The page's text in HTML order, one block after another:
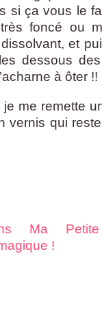
si ça vous le
foncé ou
et
dessous
à ôter !!
me remette
vernis qui